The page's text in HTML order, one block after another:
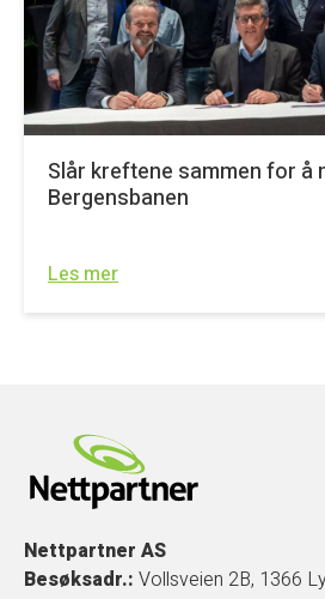
Slår kreftene sammen for å
Bergensbanen
Les mer
Nettpartner AS
Besøksadr.: Vollsveien 2B, 1366